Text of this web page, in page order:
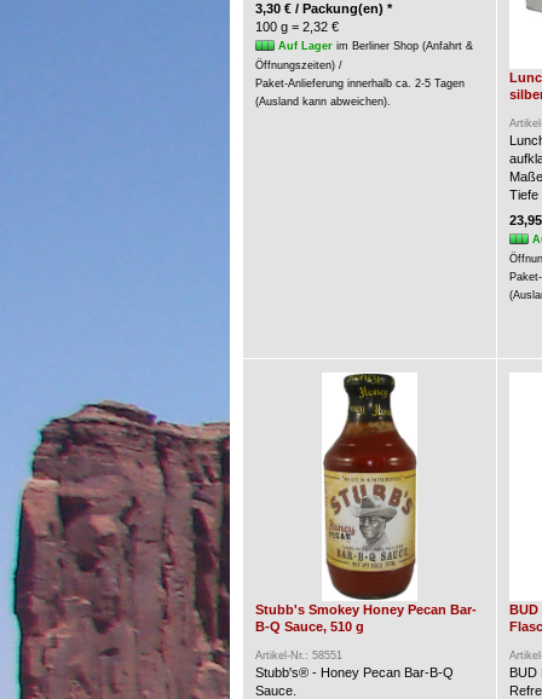
3,30 € / Packung(en) *
100 g = 2,32 €
Auf Lagerim Berliner Shop (Anfahrt &
Öffnungszeiten) /
Paket-Anlieferung innerhalb ca. 2-5 Tagen
(Ausland kann abweichen).
Tiefe
Stubb's Smokey Honey Pecan Bar-
B-Q Sauce, 510 g
Artikel-Nr.: 58551
Stubb's® - Honey Pecan Bar-B-Q
Sauce.
BUD
BUD